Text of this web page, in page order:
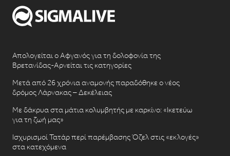
Απολογείται ο Αφγανός για τη δολοφονία της
Βρετανίδας-Αρνείται τις κατηγορίες
Μετά από 26 χρόνια αναμονής παραδόθηκε ο νέος
δρόμος Λάρνακας – Δεκέλειας
Με δάκρυα στα μάτια κολυμβητής με καρκίνο: «Ικετεύω
για τη ζωή μας»
Ισχυρισμοί Τατάρ περί παρέμβασης Όζελ στις «εκλογές»
στα κατεχόμενα